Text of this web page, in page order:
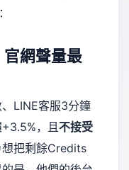
網聲量最
LINE客服3分鐘
，且不接受
把剩餘Credits